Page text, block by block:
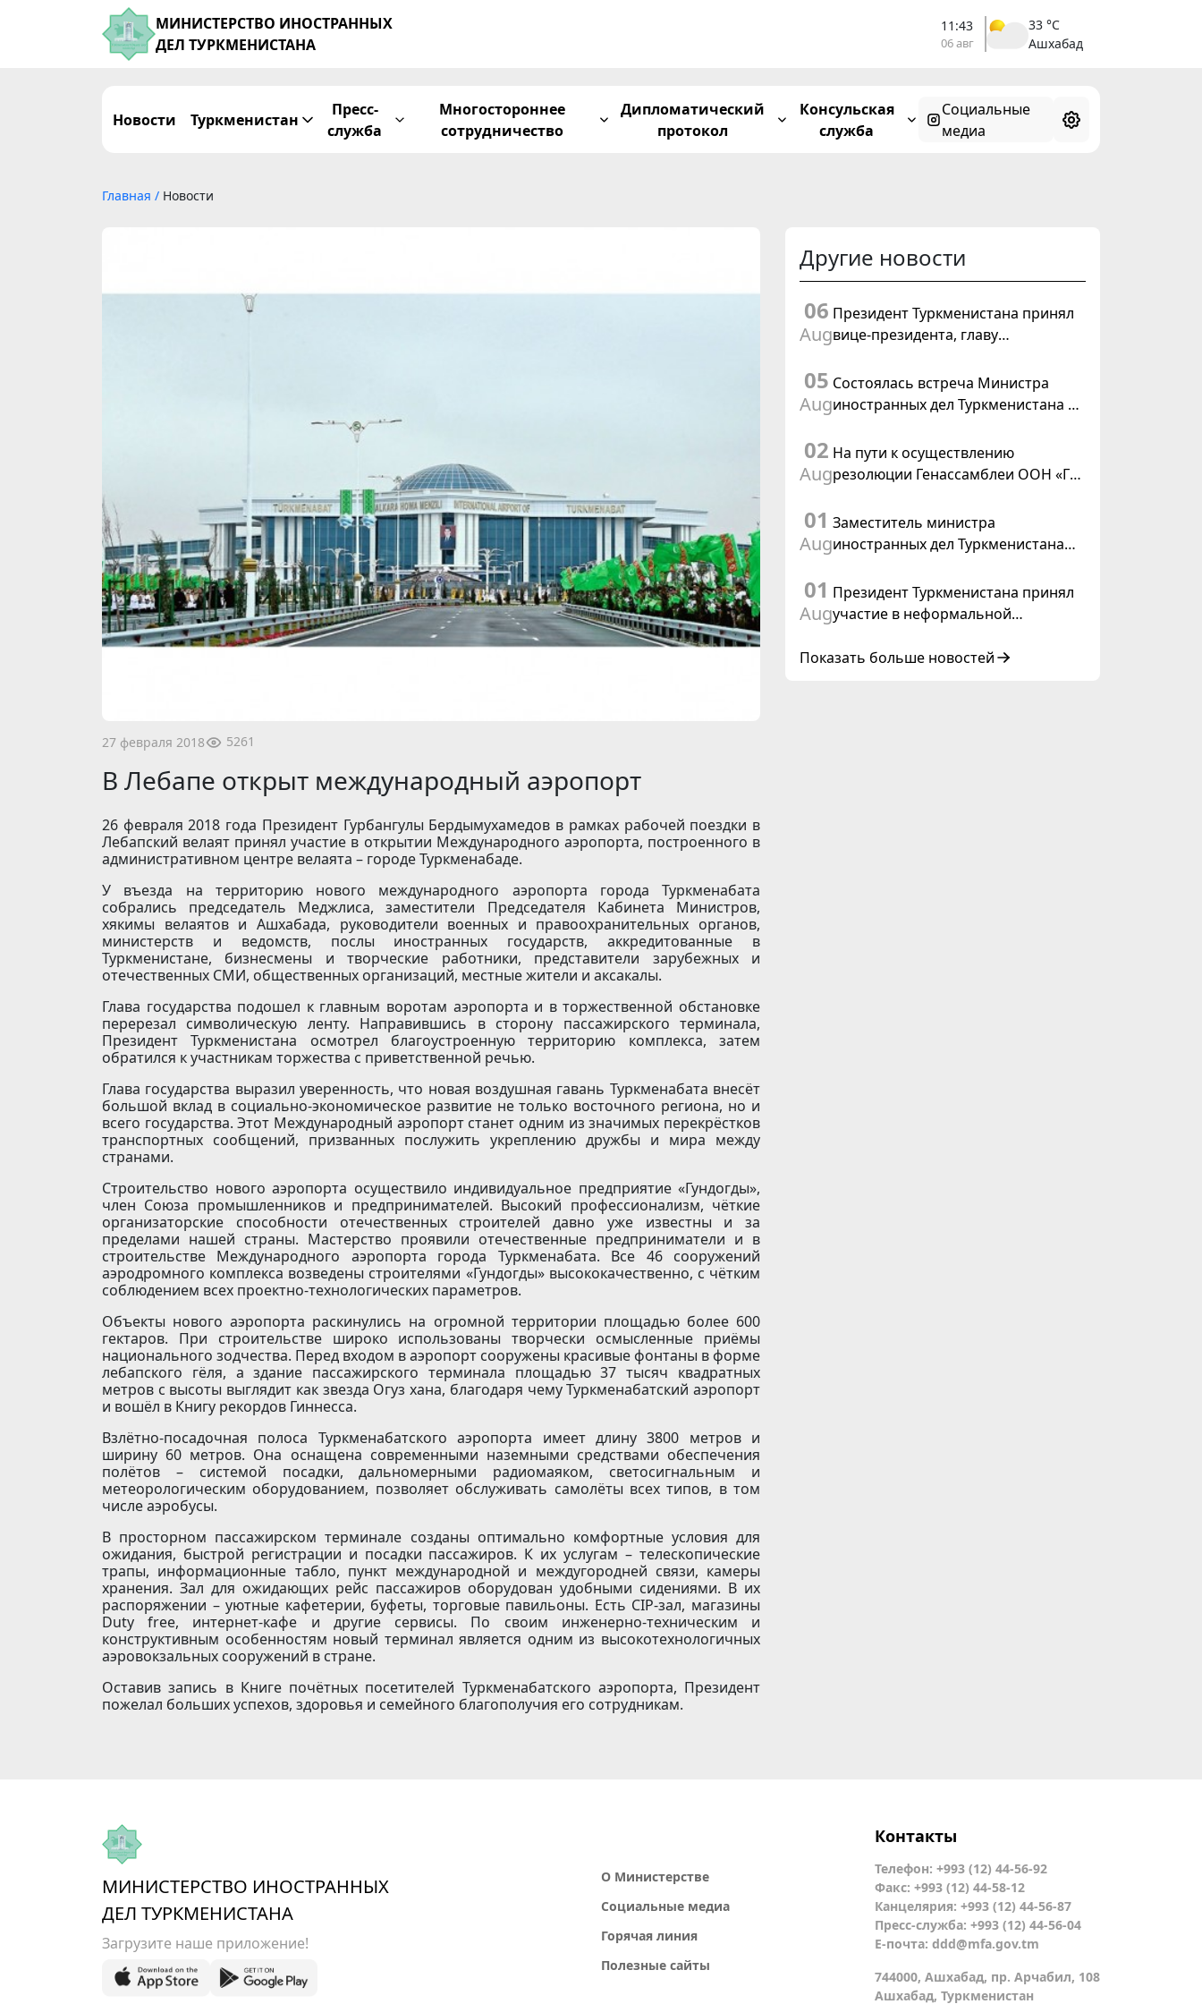
МИНИСТЕРСТВО ИНОСТРАННЫХ
ДЕЛ ТУРКМЕНИСТАНА
11:43
06 авг
33 °C
Ашхабад
Новости Туркменистан
Пресс-
служба
Многостороннее
сотрудничество
Дипломатический
протокол
Консульская
служба
Социальные
медиа
Главная / Новости
27 февраля 2018 5261
В Лебапе открыт международный аэропорт
26 февраля 2018 года Президент Гурбангулы Бердымухамедов в рамках рабочей поездки в
Лебапский велаят принял участие в открытии Международного аэропорта, построенного в
административном центре велаята – городе Туркменабаде.
У въезда на территорию нового международного аэропорта города Туркменабата
собрались председатель Меджлиса, заместители Председателя Кабинета Министров,
хякимы велаятов и Ашхабада, руководители военных и правоохранительных органов,
министерств и ведомств, послы иностранных государств, аккредитованные в
Туркменистане, бизнесмены и творческие работники, представители зарубежных и
отечественных СМИ, общественных организаций, местные жители и аксакалы.
Глава государства подошел к главным воротам аэропорта и в торжественной обстановке
перерезал символическую ленту. Направившись в сторону пассажирского терминала,
Президент Туркменистана осмотрел благоустроенную территорию комплекса, затем
обратился к участникам торжества с приветственной речью.
Глава государства выразил уверенность, что новая воздушная гавань Туркменабата внесёт
большой вклад в социально-экономическое развитие не только восточного региона, но и
всего государства. Этот Международный аэропорт станет одним из значимых перекрёстков
транспортных сообщений, призванных послужить укреплению дружбы и мира между
странами.
Строительство нового аэропорта осуществило индивидуальное предприятие «Гундогды»,
член Союза промышленников и предпринимателей. Высокий профессионализм, чёткие
организаторские способности отечественных строителей давно уже известны и за
пределами нашей страны. Мастерство проявили отечественные предприниматели и в
строительстве Международного аэропорта города Туркменабата. Все 46 сооружений
аэродромного комплекса возведены строителями «Гундогды» высококачественно, с чётким
соблюдением всех проектно-технологических параметров.
Объекты нового аэропорта раскинулись на огромной территории площадью более 600
гектаров. При строительстве широко использованы творчески осмысленные приёмы
национального зодчества. Перед входом в аэропорт сооружены красивые фонтаны в форме
лебапского гёля, а здание пассажирского терминала площадью 37 тысяч квадратных
метров с высоты выглядит как звезда Огуз хана, благодаря чему Туркменабатский аэропорт
и вошёл в Книгу рекордов Гиннесса.
Взлётно-посадочная полоса Туркменабатского аэропорта имеет длину 3800 метров и
ширину 60 метров. Она оснащена современными наземными средствами обеспечения
полётов – системой посадки, дальномерными радиомаяком, светосигнальным и
метеорологическим оборудованием, позволяет обслуживать самолёты всех типов, в том
числе аэробусы.
В просторном пассажирском терминале созданы оптимально комфортные условия для
ожидания, быстрой регистрации и посадки пассажиров. К их услугам – телескопические
трапы, информационные табло, пункт международной и междугородней связи, камеры
хранения. Зал для ожидающих рейс пассажиров оборудован удобными сидениями. В их
распоряжении – уютные кафетерии, буфеты, торговые павильоны. Есть CIP-зал, магазины
Duty free, интернет-кафе и другие сервисы. По своим инженерно-техническим и
конструктивным особенностям новый терминал является одним из высокотехнологичных
аэровокзальных сооружений в стране.
Оставив запись в Книге почётных посетителей Туркменабатского аэропорта, Президент
пожелал больших успехов, здоровья и семейного благополучия его сотрудникам.
Другие новости
06
Aug
Президент Туркменистана принял
вице-президента, главу
иностранных дел Швейцарской
Конфедерации
05
Aug
Состоялась встреча Министра
иностранных дел Туркменистана с
02
Aug
На пути к осуществлению
резолюции Генассамблеи ООН «Год
инициированной Туркменистаном
01
Aug
Заместитель министра
иностранных дел Туркменистана
старших должностных лиц Форума
сотрудничества «Центральная
01
Aug
Президент Туркменистана принял
участие в неформальной
государств Центральной Азии и
Показать больше новостей
МИНИСТЕРСТВО ИНОСТРАННЫХ
ДЕЛ ТУРКМЕНИСТАНА
Загрузите наше приложение!
О Министерстве
Социальные медиа
Горячая линия
Полезные сайты
Контакты
Телефон: +993 (12) 44-56-92
Факс: +993 (12) 44-58-12
Канцелярия: +993 (12) 44-56-87
Пресс-служба: +993 (12) 44-56-04
Е-почта: ddd@mfa.gov.tm
744000, Ашхабад, пр. Арчабил, 108
Ашхабад, Туркменистан